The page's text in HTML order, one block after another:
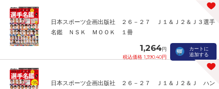
日本スポーツ企画出版社 ２６－２７ Ｊ１＆Ｊ２＆Ｊ３選手
名鑑 ＮＳＫ ＭＯＯＫ １冊
1,264円
税込価格 1,390.40円
カートに
追加する
日本スポーツ企画出版社 ２６－２７ Ｊ１＆Ｊ２＆Ｊ ハン